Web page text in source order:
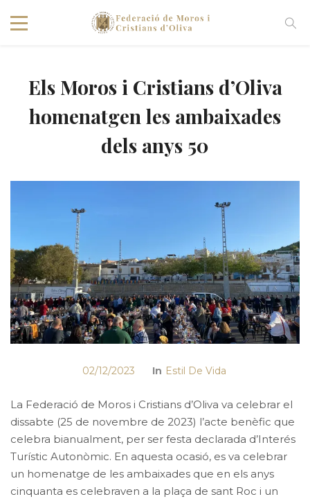
Els Moros i Cristians d’Oliva
homenatgen les ambaixades
dels anys 50
02/12/2023 In Estil De Vida
La Federació de Moros i Cristians d’Oliva va celebrar el
dissabte (25 de novembre de 2023) l’acte benèfic que
celebra bianualment, per ser festa declarada d’Interés
Turístic Autonòmic. En aquesta ocasió, es va celebrar
un homenatge de les ambaixades que en els anys
cinquanta es celebraven a la plaça de sant Roc i un